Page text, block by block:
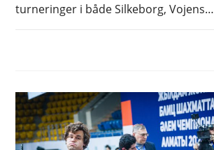
turneringer i både Silkeborg, Vojens…